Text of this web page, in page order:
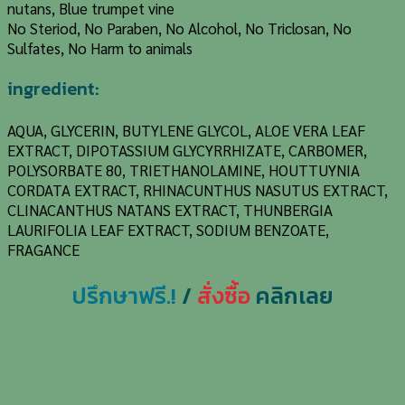
nutans, Blue trumpet vine
No Steriod, No Paraben, No Alcohol, No Triclosan, No
Sulfates, No Harm to animals
ingredient:
AQUA, GLYCERIN, BUTYLENE GLYCOL, ALOE VERA LEAF
EXTRACT, DIPOTASSIUM GLYCYRRHIZATE, CARBOMER,
POLYSORBATE 80, TRIETHANOLAMINE, HOUTTUYNIA
CORDATA EXTRACT, RHINACUNTHUS NASUTUS EXTRACT,
CLINACANTHUS NATANS EXTRACT, THUNBERGIA
LAURIFOLIA LEAF EXTRACT, SODIUM BENZOATE,
FRAGANCE
ปรึกษาฟรี.! / สั่งซื้อคลิกเลย